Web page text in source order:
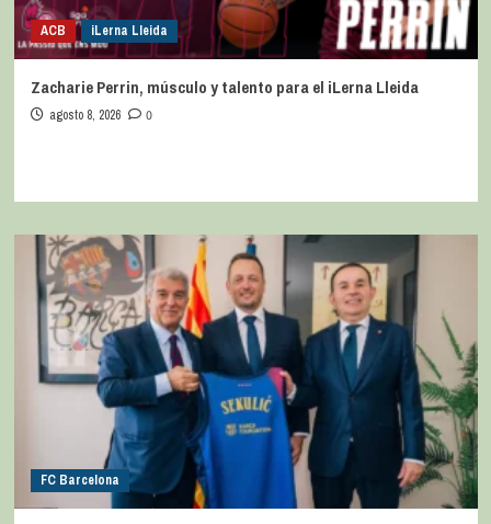
ACB iLerna Lleida
Zacharie Perrin, músculo y talento para el iLerna Lleida
agosto 8, 2026 0
FC Barcelona